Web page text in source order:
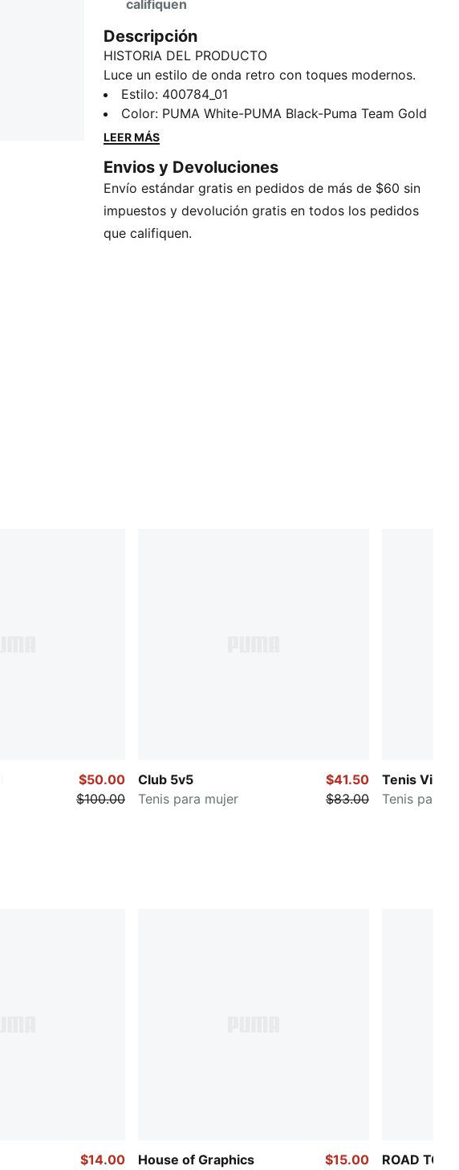
califiquen
Descripción
HISTORIA DEL PRODUCTO
Luce un estilo de onda retro con toques modernos.
Estos tenis PUMA cuentan con una cubierta sintética,
la marca PUMA dorada y una lengüeta acolchada.
Son perfectas para agregarle un toque de estilo
DETALLES
Calce regular
Cubierta sintética
Con cordones
Estilo: 400784_01
Color: PUMA White-PUMA Black-Puma Team Gold
LEER MÁS
Envios y Devoluciones
Envío estándar gratis en pedidos de más de $60 sin
impuestos y devolución gratis en todos los pedidos
que califiquen.
$50.00
$100.00
Club 5v5
Tenis para mujer
$41.50
$83.00
Tenis Vikky
Tenis para
$14.00
House of Graphics
$15.00
ROAD TO